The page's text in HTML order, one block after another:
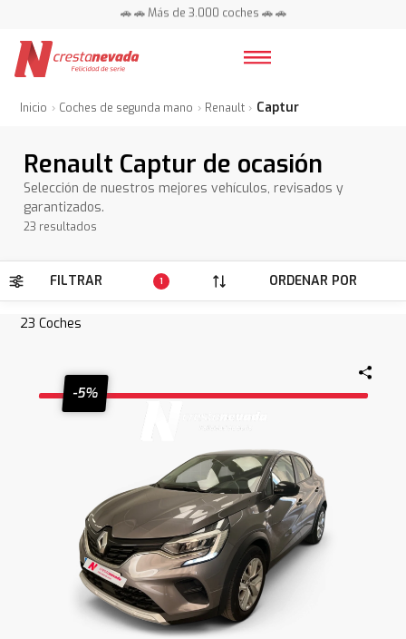
📍 Centros en toda España ⭐
Inicio Coches de segunda mano Renault Captur
Renault Captur de ocasión
Selección de nuestros mejores vehículos, revisados y
garantizados.
23 resultados
FILTRAR 1 ORDENAR POR
23 Coches
-5%